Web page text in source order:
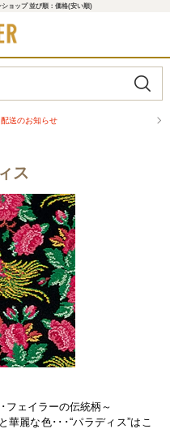
ョップ 並び順：価格(安い順)
送のお知らせ
ス
フェイラーの伝統柄～
麗な色･･･“パラディス”はこ